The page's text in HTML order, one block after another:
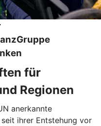
für
Regionen
anerkannte
ihrer Entstehung vor